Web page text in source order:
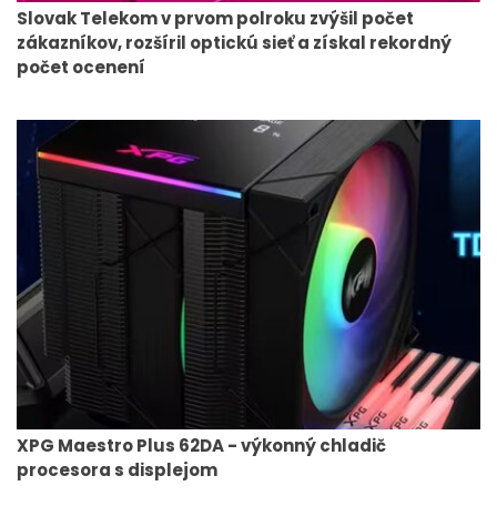
Slovak Telekom v prvom polroku zvýšil počet
zákazníkov, rozšíril optickú sieť a získal rekordný
počet ocenení
XPG Maestro Plus 62DA - výkonný chladič
procesora s displejom